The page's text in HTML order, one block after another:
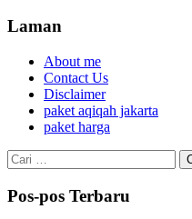
Laman
About me
Contact Us
Disclaimer
paket aqiqah jakarta
paket harga
Cari
untuk:
Pos-pos Terbaru